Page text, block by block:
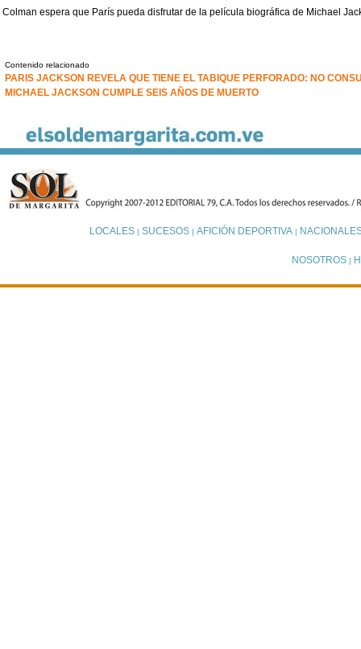
Colman espera que París pueda disfrutar de la película biográfica de Michael
Contenido relacionado
PARIS JACKSON REVELA QUE TIENE EL TABIQUE PERFORADO: NO
MICHAEL JACKSON CUMPLE SEIS AÑOS DE MUERTO
LOCALES| SUCESOS| AFICIÓN DEPORTIVA|
NOSOTROS |